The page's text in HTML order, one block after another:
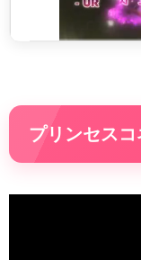
プリンセス